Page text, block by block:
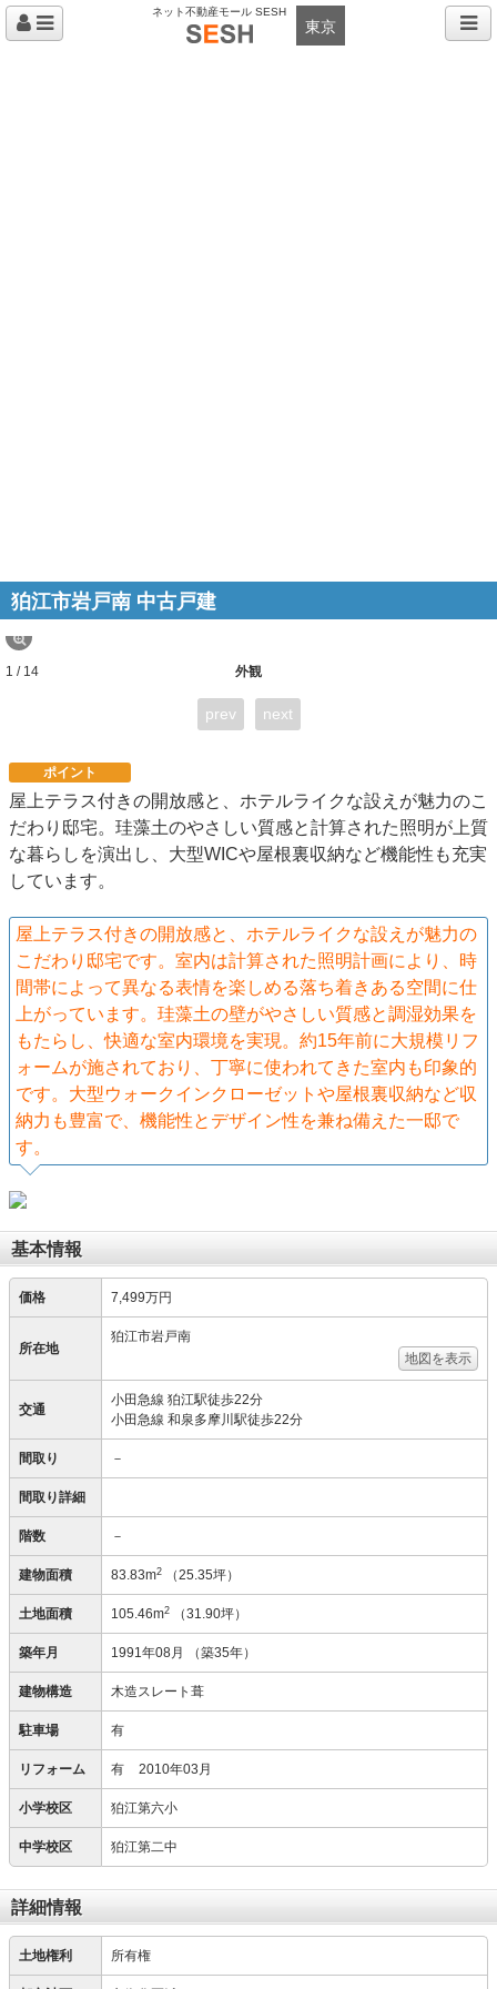
ネット不動産モール SESH
東京
狛江市岩戸南 中古戸建
外観
1 / 14
prev next
ポイント
屋上テラス付きの開放感と、ホテルライクな設えが魅力のこ
だわり邸宅。珪藻土のやさしい質感と計算された照明が上質
な暮らしを演出し、大型WICや屋根裏収納など機能性も充実
しています。
屋上テラス付きの開放感と、ホテルライクな設えが魅力の
こだわり邸宅です。室内は計算された照明計画により、時
間帯によって異なる表情を楽しめる落ち着きある空間に仕
上がっています。珪藻土の壁がやさしい質感と調湿効果を
もたらし、快適な室内環境を実現。約15年前に大規模リフ
ォームが施されており、丁寧に使われてきた室内も印象的
です。大型ウォークインクローゼットや屋根裏収納など収
納力も豊富で、機能性とデザイン性を兼ね備えた一邸で
す。
基本情報
価格 7,499万円
所在地
狛江市岩戸南
地図を表示
交通
小田急線 狛江駅徒歩22分
小田急線 和泉多摩川駅徒歩22分
間取り －
間取り詳細
階数 －
建物面積 83.83m2 （25.35坪）
土地面積 105.46m2 （31.90坪）
築年月 1991年08月 （築35年）
建物構造 木造スレート葺
駐車場 有
リフォーム 有 2010年03月
小学校区 狛江第六小
中学校区 狛江第二中
詳細情報
土地権利 所有権